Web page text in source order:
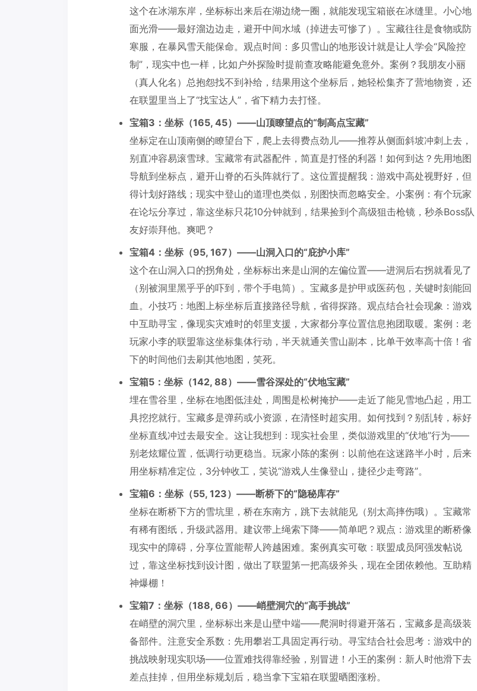
这个在冰湖东岸，坐标标出来后在湖边绕一圈，就能发现宝箱嵌在冰缝里。小心地
面光滑——最好溜边边走，避开中间水域（掉进去可惨了）。宝藏往往是食物或防
寒服，在暴风雪天能保命。观点时间：多贝雪山的地形设计就是让人学会“风险控
制”，现实中也一样，比如户外探险时提前查攻略能避免意外。案例？我朋友小丽
（真人化名）总抱怨找不到补给，结果用这个坐标后，她轻松集齐了营地物资，还
在联盟里当上了“找宝达人”，省下精力去打怪。
宝箱3：坐标（165, 45）——山顶瞭望点的“制高点宝藏”
坐标定在山顶南侧的瞭望台下，爬上去得费点劲儿——推荐从侧面斜坡冲刺上去，
别直冲容易滚雪球。宝藏常有武器配件，简直是打怪的利器！如何到达？先用地图
导航到坐标点，避开山脊的石头阵就行了。这位置提醒我：游戏中高处视野好，但
得计划好路线；现实中登山的道理也类似，别图快而忽略安全。小案例：有个玩家
在论坛分享过，靠这坐标只花10分钟就到，结果捡到个高级狙击枪镜，秒杀Boss队
友好崇拜他。爽吧？
宝箱4：坐标（95, 167）——山洞入口的“庇护小库”
这个在山洞入口的拐角处，坐标标出来是山洞的左偏位置——进洞后右拐就看见了
（别被洞里黑乎乎的吓到，带个手电筒）。宝藏多是护甲或医药包，关键时刻能回
血。小技巧：地图上标坐标后直接路径导航，省得探路。观点结合社会现象：游戏
中互助寻宝，像现实灾难时的邻里支援，大家都分享位置信息抱团取暖。案例：老
玩家小李的联盟靠这坐标集体行动，半天就通关雪山副本，比单干效率高十倍！省
下的时间他们去刷其他地图，笑死。
宝箱5：坐标（142, 88）——雪谷深处的“伏地宝藏”
埋在雪谷里，坐标在地图低洼处，周围是松树掩护——走近了能见雪地凸起，用工
具挖挖就行。宝藏多是弹药或小资源，在清怪时超实用。如何找到？别乱转，标好
坐标直线冲过去最安全。这让我想到：现实社会里，类似游戏里的“伏地”行为——
别老炫耀位置，低调行动更稳当。玩家小陈的案例：以前他在这迷路半小时，后来
用坐标精准定位，3分钟收工，笑说“游戏人生像登山，捷径少走弯路”。
宝箱6：坐标（55, 123）——断桥下的“隐秘库存”
坐标在断桥下方的雪坑里，桥在东南方，跳下去就能见（别太高摔伤哦）。宝藏常
有稀有图纸，升级武器用。建议带上绳索下降——简单吧？观点：游戏里的断桥像
现实中的障碍，分享位置能帮人跨越困难。案例真实可敬：联盟成员阿强发帖说
过，靠这坐标找到设计图，做出了联盟第一把高级斧头，现在全团依赖他。互助精
神爆棚！
宝箱7：坐标（188, 66）——峭壁洞穴的“高手挑战”
在峭壁的洞穴里，坐标标出来是山壁中端——爬洞时得避开落石，宝藏多是高级装
备部件。注意安全系数：先用攀岩工具固定再行动。寻宝结合社会思考：游戏中的
挑战映射现实职场——位置难找得靠经验，别冒进！小王的案例：新人时他滑下去
差点挂掉，但用坐标规划后，稳当拿下宝箱在联盟晒图涨粉。